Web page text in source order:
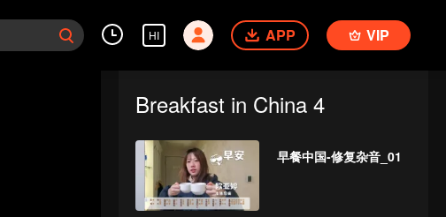
HI APP VIP
Breakfast in China 4
早餐中国-修复杂音_01